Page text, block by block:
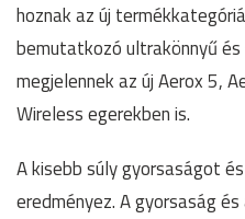
hoznak az új
bemutatkozó ultrakönnyű
megjelennek az új Aerox 5,
Wireless egerekben is.
A kisebb súly gyorsaságot
eredményez. A gyorsaság